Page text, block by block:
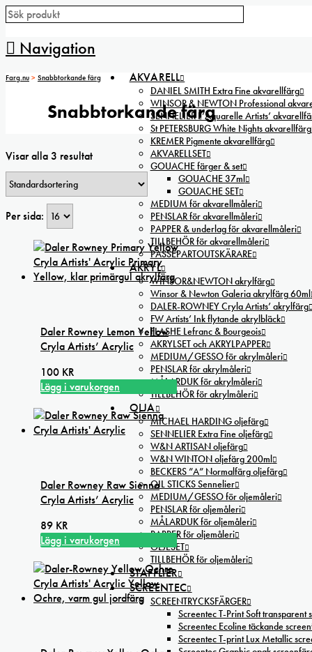
Navigation
AKVARELL
DANIEL SMITH Extra Fine akvarellfärg
WINSOR & NEWTON Professional
SENNELIER L’Aquarelle Artists’
St PETERSBURG White Nights akvarellfärg
KREMER Pigmente akvarellfärg
AKVARELLSET
GOUACHE färger & set
GOUACHE 37ml
GOUACHE SET
MEDIUM för akvarellmåleri
PENSLAR för akvarellmåleri
PAPPER & underlag för akvarellmåleri
TILLBEHÖR för akvarellmåleri
PASSEPARTOUTSKÄRARE
AKRYL
WINSOR&NEWTON akrylfärg
Winsor & Newton Galeria akrylfärg 60ml
DALER-ROWNEY Cryla Artists’ akrylfärg
FW Artists’ Ink flytande akrylbläck
FLASHE Lefranc & Bourgeois
AKRYLSET och AKRYLPAPPER
MEDIUM/GESSO för akrylmåleri
PENSLAR för akrylmåleri
MÅLARDUK för akrylmåleri
TILLBEHÖR för akrylmåleri
OLJA
MICHAEL HARDING oljefärg
SENNELIER Extra Fine oljefärg
W&N ARTISAN oljefärg
W&N WINTON oljefärg 200ml
BECKERS ”A” Normalfärg oljefärg
OIL STICKS Sennelier
MEDIUM/GESSO för oljemåleri
PENSLAR för oljemåleri
MÅLARDUK för oljemåleri
PAPPER för oljemåleri
OLJESET
TILLBEHÖR för oljemåleri
STAFFLIER
SCREENTEC
SCREENTRYCKSFÄRGER
Screentec T-Print Soft transparent
Screentec Ecoline täckande
Screentec T-print Lux Metallic
Farg.nu > Snabbtorkande färg
Snabbtorkande färg
Visar alla 3 resultat
Per sida:
Daler Rowney Lemon Yellow
Cryla Artists’ Acrylic
100 KR
Lägg i varukorgen
Daler Rowney Raw Sienna
Cryla Artists’ Acrylic
89 KR
Lägg i varukorgen